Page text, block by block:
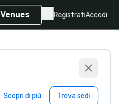
Venues RegistratiAccedi
Scopri di più Trova sedi